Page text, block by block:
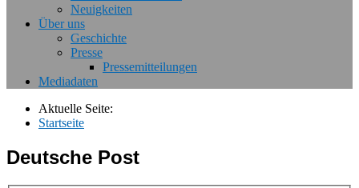
Neuigkeiten
Über uns
Geschichte
Presse
Pressemitteilungen
Mediadaten
Aktuelle Seite:
Startseite
Deutsche Post